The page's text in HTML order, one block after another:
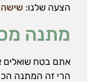
הצעה שלנו: שישה
מתנה מספר 4:
אתם בטח שואלים
הרי זה המתנה